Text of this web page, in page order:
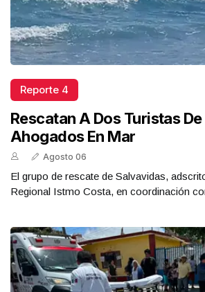
Reporte 4
Rescatan A Dos Turistas
Ahogados En Mar
Agosto 06
El grupo de rescate de Salvavidas,
Regional Istmo Costa, en coordinación